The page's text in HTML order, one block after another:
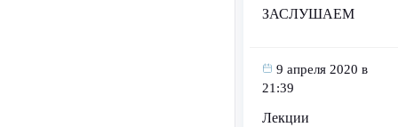
ЗАСЛУШАЕМ
9 апреля 2020 в
21:39
Лекции